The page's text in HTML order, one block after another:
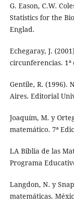
G. Eason, C.W.
Statistics for the
Englad.
Echegaray, J.
circunferencias.
Gentile, R. (1996).
Aires. Editorial
Joaquím, M. y
matemático. 7ª
LA Biblia de las
Programa
Langdon, N. y
matemáticas.